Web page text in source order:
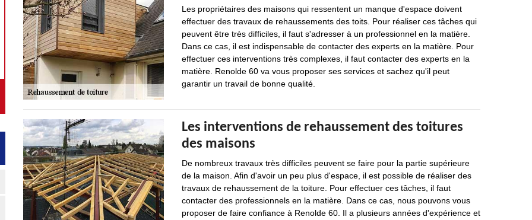
Les propriétaires des maisons qui ressentent un manque d'espace doivent
effectuer des travaux de rehaussements des toits. Pour réaliser ces tâches qui
peuvent être très difficiles, il faut s'adresser à un professionnel en la matière.
Dans ce cas, il est indispensable de contacter des experts en la matière. Pour
effectuer ces interventions très complexes, il faut contacter des experts en la
matière. Renolde 60 va vous proposer ses services et sachez qu'il peut
garantir un travail de bonne qualité.
Les interventions de rehaussement des toitures
des maisons
De nombreux travaux très difficiles peuvent se faire pour la partie supérieure
de la maison. Afin d'avoir un peu plus d'espace, il est possible de réaliser des
travaux de rehaussement de la toiture. Pour effectuer ces tâches, il faut
contacter des professionnels en la matière. Dans ce cas, nous pouvons vous
proposer de faire confiance à Renolde 60. Il a plusieurs années d'expérience et